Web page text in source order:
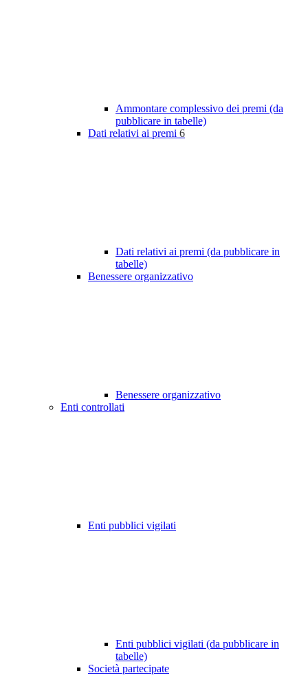
Ammontare complessivo dei premi (da
pubblicare in tabelle)
Dati relativi ai premi 6
Dati relativi ai premi (da pubblicare in
tabelle)
Benessere organizzativo
Benessere organizzativo
Enti controllati
Enti pubblici vigilati
Enti pubblici vigilati (da pubblicare in
tabelle)
Società partecipate